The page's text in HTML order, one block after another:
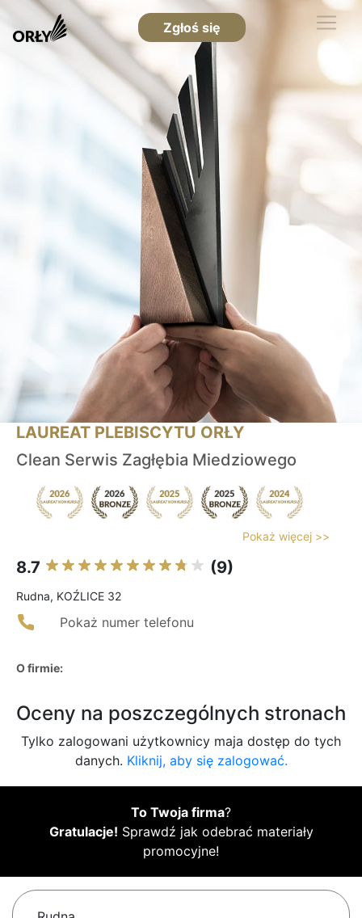
Zgłoś się
LAUREAT PLEBISCYTU ORŁY
Clean Serwis Zagłębia Miedziowego
Pokaż więcej >>
8.7 (9)
Rudna, KOŹLICE 32
Pokaż numer telefonu
O firmie:
Oceny na poszczególnych stronach
Tylko zalogowani użytkownicy maja dostęp do tych
danych. Kliknij, aby się zalogować.
To Twoja firma?
Gratulacje! Sprawdź jak odebrać materiały
promocyjne!